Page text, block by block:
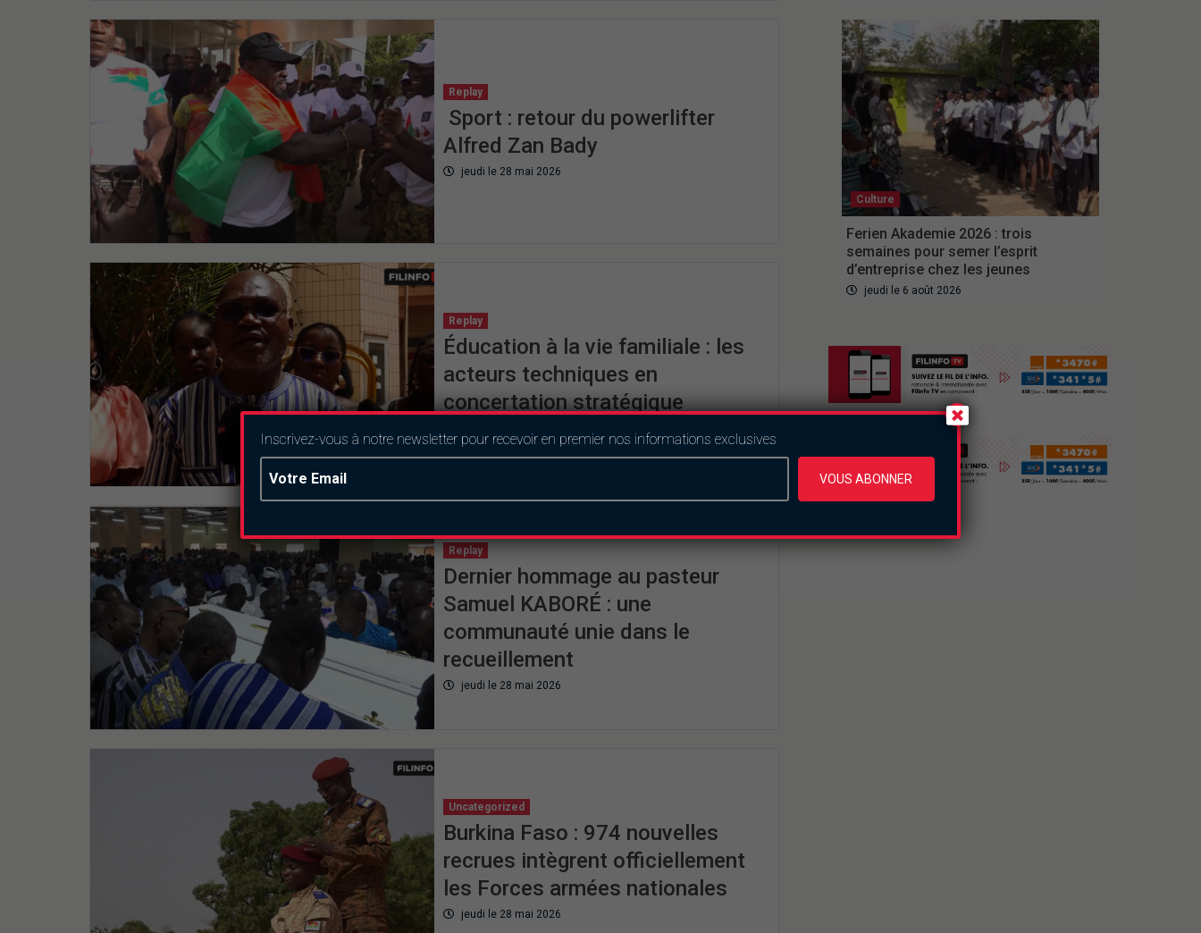
Replay
Sport : retour du powerlifter
Alfred Zan Bady
jeudi le 28 mai 2026
Replay
Éducation à la vie familiale : les
acteurs techniques en
concertation stratégique
Replay
Dernier hommage au pasteur
Samuel KABORÉ : une
communauté unie dans le
recueillement
jeudi le 28 mai 2026
Uncategorized
Burkina Faso : 974 nouvelles
recrues intègrent officiellement
les Forces armées nationales
jeudi le 28 mai 2026
Culture
Ferien Akademie 2026 : trois
semaines pour semer l’esprit
d’entreprise chez les jeunes
jeudi le 6 août 2026
Inscrivez-vous à notre newsletter pour recevoir en premier nos informations exclusives
VOUS ABONNER